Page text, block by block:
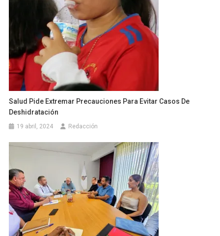
Salud Pide Extremar Precauciones Para Evitar Casos De
Deshidratación
19 abril, 2024 Redacción